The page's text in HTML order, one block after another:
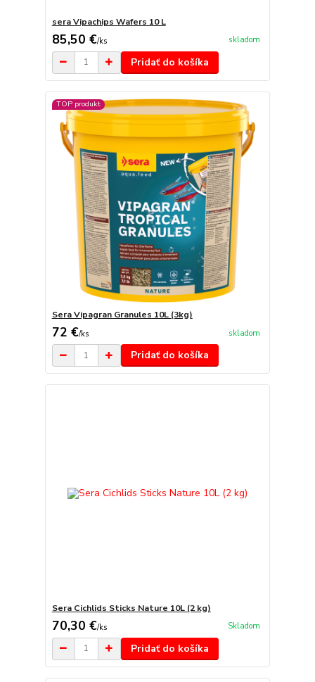
sera Vipachips Wafers 10 L
85,50 €/ks skladom
Pridať do košíka
TOP produkt
Sera Vipagran Granules 10L (3kg)
72 €/ks skladom
Pridať do košíka
Sera Cichlids Sticks Nature 10L (2 kg)
70,30 €/ks Skladom
Pridať do košíka